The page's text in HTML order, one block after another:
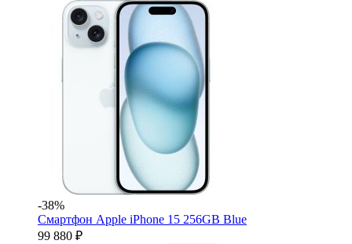
-38%
Смартфон Apple iPhone 15 256GB Blue
99 880 ₽